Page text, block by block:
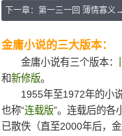
下一章：第一三一回 薄情寡义→
金庸小说的三大版本：
金庸小说有三个版本：
和新修版。
1955年至1972年的小
也称“连载版”。连载后的各
已散佚（直至2000年后，